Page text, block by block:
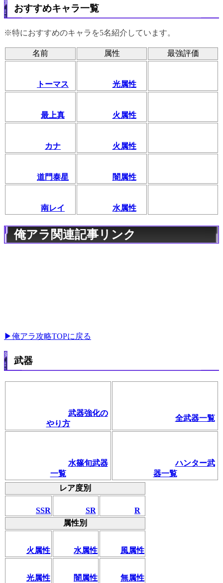
おすすめキャラ一覧
※特におすすめのキャラを5名紹介しています。
名前 属性 最強評価
トーマス 光属性
最上真 火属性
カナ 火属性
道門泰星 闇属性
南レイ 水属性
俺アラ関連記事リンク
▶俺アラ攻略TOPに戻る
武器
武器強化の
やり方
全武器一覧
水篠旬武器
一覧
ハンター武
器一覧
レア度別
SSR SR
R
属性別
火属性 水属性 風属性
光属性 闇属性 無属性